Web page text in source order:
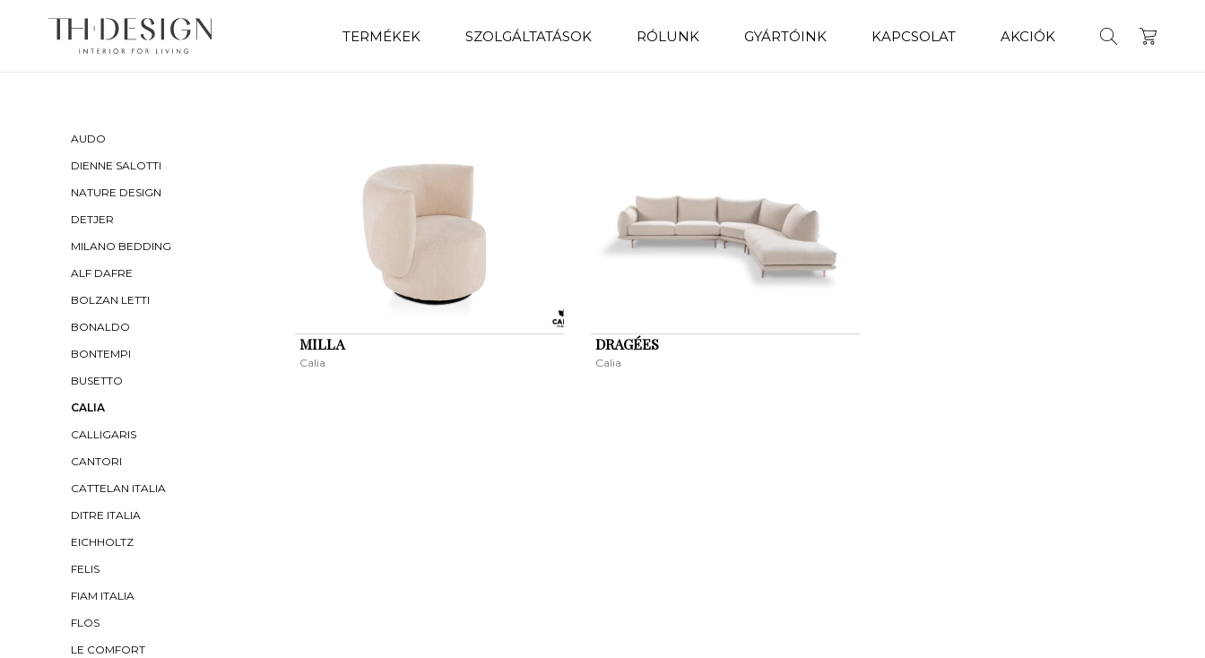
TERMÉKEK SZOLGÁLTATÁSOK RÓLUNK GYÁRTÓINK KAPCSOLAT AKCIÓK
AUDO
DIENNE SALOTTI
NATURE DESIGN
DETJER
MILANO BEDDING
ALF DAFRE
BOLZAN LETTI
BONALDO
BONTEMPI
BUSETTO
CALIA
CALLIGARIS
CANTORI
CATTELAN ITALIA
DITRE ITALIA
EICHHOLTZ
FELIS
FIAM ITALIA
FLOS
LE COMFORT
MILLA
Calia
DRAGÉES
Calia